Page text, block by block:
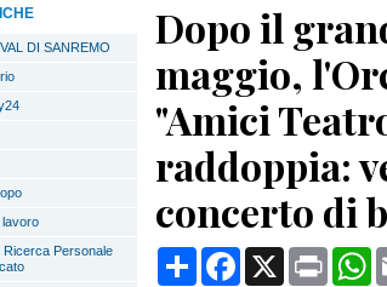
DI SANREMO
Ricerca Personale
Dopo il
maggio,
"Amici
raddoppia:
concerto di
CondividiFacebook
X Print